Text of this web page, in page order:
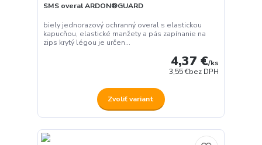
SMS overal ARDON®GUARD
biely jednorazový ochranný overal s elastickou
kapucňou, elastické manžety a pás zapínanie na
zips krytý légou je určen...
4,37 €/ks
3,55 €bez DPH
Zvoliť variant